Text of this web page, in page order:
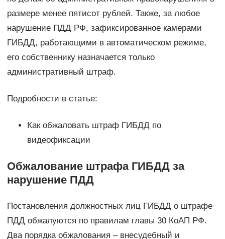
размере менее пятисот рублей. Также, за любое
нарушение ПДД РФ, зафиксированное камерами
ГИБДД, работающими в автоматическом режиме,
его собственнику назначается только
административный штраф.
Подробности в статье:
Как обжаловать штраф ГИБДД по
видеофиксации
Обжалование штрафа ГИБДД за
нарушение ПДД
Постановления должностных лиц ГИБДД о штрафе
ПДД обжалуются по правилам главы 30 КоАП РФ.
Два порядка обжалования – внесудебный и